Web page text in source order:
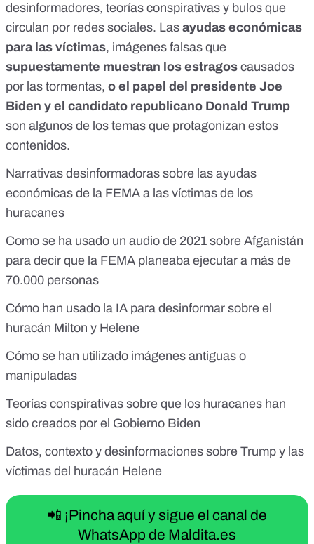
desinformadores, teorías conspirativas y bulos que
circulan por redes sociales. Las ayudas económicas
para las víctimas, imágenes falsas que
supuestamente muestran los estragos causados
por las tormentas, o el papel del presidente Joe
Biden y el candidato republicano Donald Trump
son algunos de los temas que protagonizan estos
contenidos.
Narrativas desinformadoras sobre las ayudas
económicas de la FEMA a las víctimas de los
huracanes
Como se ha usado un audio de 2021 sobre Afganistán
para decir que la FEMA planeaba ejecutar a más de
70.000 personas
Cómo han usado la IA para desinformar sobre el
huracán Milton y Helene
Cómo se han utilizado imágenes antiguas o
manipuladas
Teorías conspirativas sobre que los huracanes han
sido creados por el Gobierno Biden
Datos, contexto y desinformaciones sobre Trump y las
víctimas del huracán Helene
📲 ¡Pincha aquí y sigue el canal de
WhatsApp de Maldita.es